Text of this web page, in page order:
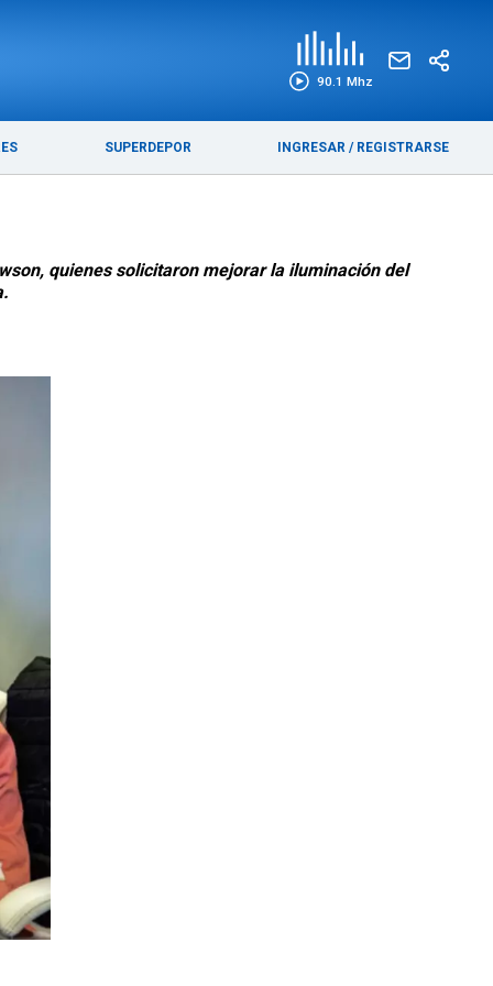
90.1 Mhz
SUPERDEPOR INGRESAR / REGISTRARSE
quienes solicitaron mejorar la iluminación del